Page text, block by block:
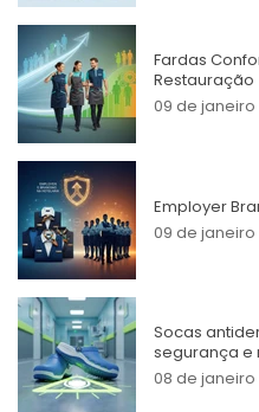
Fardas
Restauração
09 de janeiro
Employer
09 de janeiro
Socas
segurança e
08 de janeiro